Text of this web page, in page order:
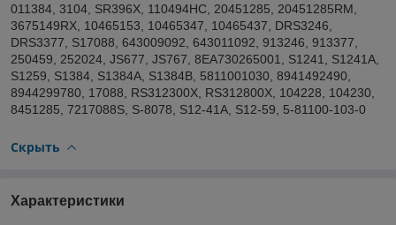
011384, 3104, SR396X, 110494HC, 20451285, 20451285RM,
3675149RX, 10465153, 10465347, 10465437, DRS3246,
DRS3377, S17088, 643009092, 643011092, 913246, 913377,
250459, 252024, JS677, JS767, 8EA730265001, S1241, S1241A,
S1259, S1384, S1384A, S1384B, 5811001030, 8941492490,
8944299780, 17088, RS312300X, RS312800X, 104228, 104230,
8451285, 7217088S, S-8078, S12-41A, S12-59, 5-81100-103-0
Скрыть
Характеристики